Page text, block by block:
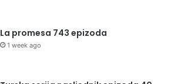
La promesa 743 epizoda
1 week ago